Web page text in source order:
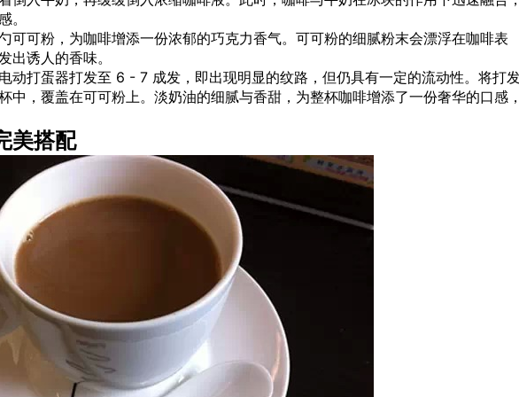
。
可可粉，为咖啡增添一份浓郁的巧克力香气。可可粉的细腻粉末会漂浮在咖啡表
出诱人的香味。
动打蛋器打发至 6 - 7 成发，即出现明显的纹路，但仍具有一定的流动性。将打
中，覆盖在可可粉上。淡奶油的细腻与香甜，为整杯咖啡增添了一份奢华的口感
美搭配